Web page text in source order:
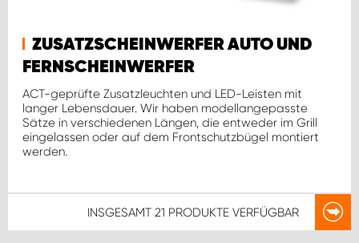
ZUSATZSCHEINWERFER AUTO UND
FERNSCHEINWERFER
ACT-geprüfte Zusatzleuchten und LED-Leisten mit
langer Lebensdauer. Wir haben modellangepasste
Sätze in verschiedenen Längen, die entweder im Grill
eingelassen oder auf dem Frontschutzbügel montiert
werden.
INSGESAMT 21 PRODUKTE VERFÜGBAR